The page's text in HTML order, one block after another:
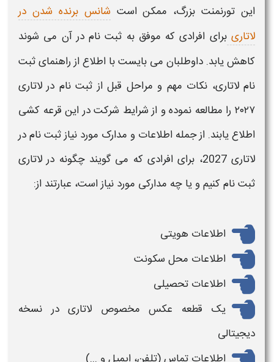
این تورنمنت بزرگ، ممکن است شانس برنده شدن در
لاتاریبرای افرادی که موفق به ثبت نامدر آن می شوند
کاهش یابد. داوطلبان می بایست با اطلاع ازراهنمای ثبت
نام لاتاری، نکات مهم و مراحل قبل از ثبت نام در لاتاری
۲۰۲۷ را مطالعه نموده و از شرایط شرکت در این قرعه کشی
اطلاع یابند. از جمله اطلاعات و مدارک مورد نیازثبت نام در
لاتاری 2027
، برای افرادی که می گویند چگونه در لاتاری
ثبت نام کنیم و یا چه مدارکی مورد نیاز است، عبارتند از:
اطلاعات هویتی
اطلاعات محل سکونت
اطلاعات تحصیلی
یک قطعه عکس مخصوص لاتاری در نسخه
دیجیتالی